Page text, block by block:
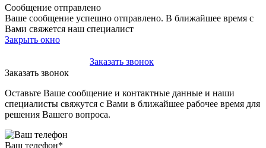
Сообщение отправлено
Ваше сообщение успешно отправлено. В ближайшее время с
Вами свяжется наш специалист
Закрыть окно
Заказать звонок
Заказать звонок
Оставьте Ваше сообщение и контактные данные и наши
специалисты свяжутся с Вами в ближайшее рабочее время для
решения Вашего вопроса.
Ваш телефон*